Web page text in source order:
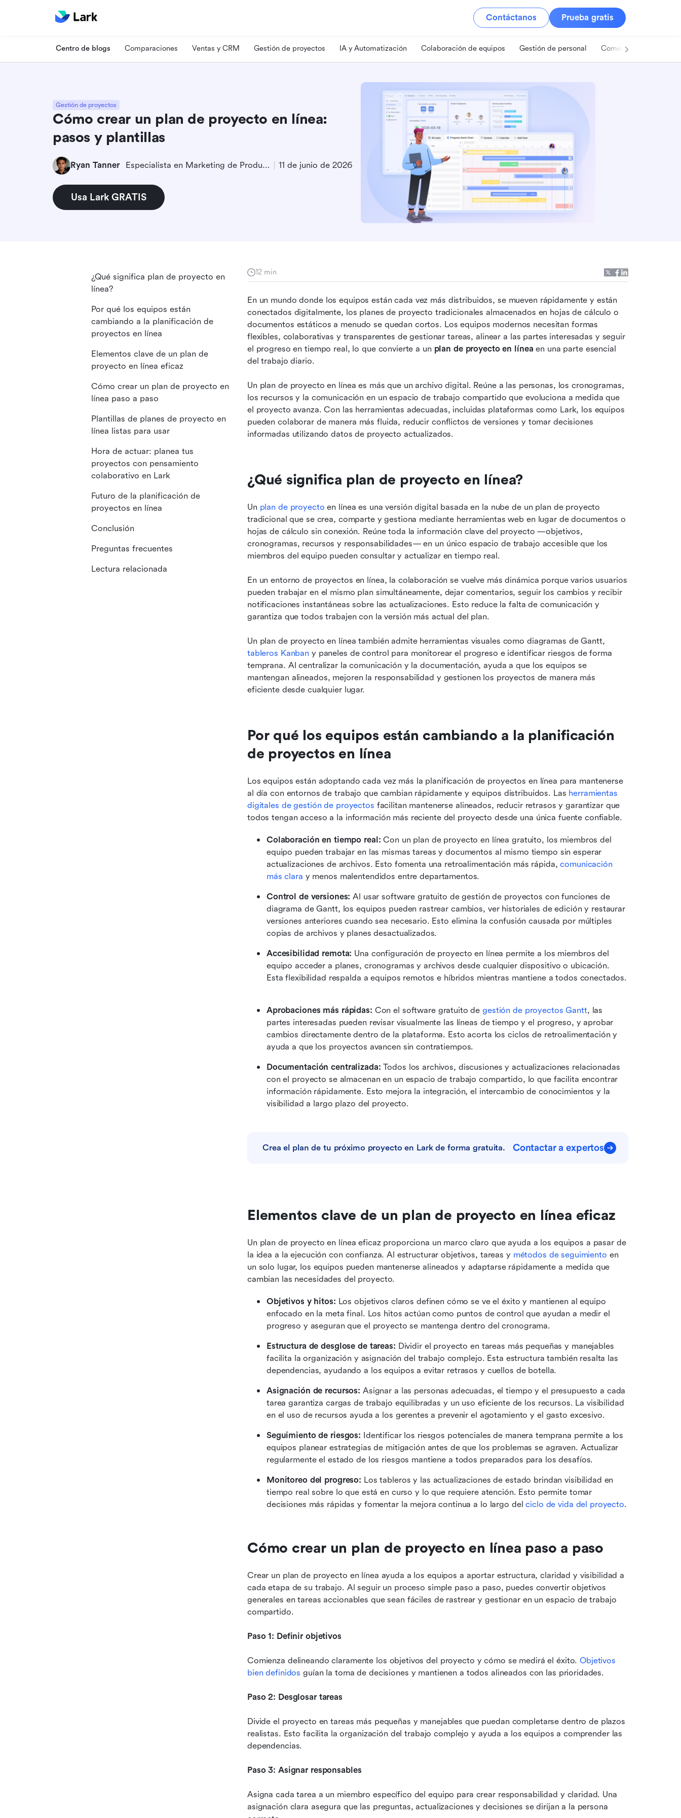
Contáctanos Prueba gratis
Centro de blogs Comparaciones Ventas y CRM Gestión de proyectos IA y Automatización Colaboración de equipos Gestión de personal Comercio minorista
Gestión de proyectos
Cómo crear un plan de proyecto en línea:
pasos y plantillas
Ryan Tanner Especialista en Marketing de Producto 11 de junio de 2026
Usa Lark GRATIS
12 min
En un mundo donde los equipos están cada vez más distribuidos, se mueven rápidamente y están
conectados digitalmente, los planes de proyecto tradicionales almacenados en hojas de cálculo o
documentos estáticos a menudo se quedan cortos. Los equipos modernos necesitan formas
flexibles, colaborativas y transparentes de gestionar tareas, alinear a las partes interesadas y seguir
el progreso en tiempo real, lo que convierte a un plan de proyecto en línea en una parte esencial
del trabajo diario.
Un plan de proyecto en línea es más que un archivo digital. Reúne a las personas, los cronogramas,
los recursos y la comunicación en un espacio de trabajo compartido que evoluciona a medida que
el proyecto avanza. Con las herramientas adecuadas, incluidas plataformas como Lark, los equipos
pueden colaborar de manera más fluida, reducir conflictos de versiones y tomar decisiones
informadas utilizando datos de proyecto actualizados.
¿Qué significa plan de proyecto en línea?
Un plan de proyecto en línea es una versión digital basada en la nube de un plan de proyecto
tradicional que se crea, comparte y gestiona mediante herramientas web en lugar de documentos o
hojas de cálculo sin conexión. Reúne toda la información clave del proyecto —objetivos,
cronogramas, recursos y responsabilidades— en un único espacio de trabajo accesible que los
miembros del equipo pueden consultar y actualizar en tiempo real.
En un entorno de proyectos en línea, la colaboración se vuelve más dinámica porque varios usuarios
pueden trabajar en el mismo plan simultáneamente, dejar comentarios, seguir los cambios y recibir
notificaciones instantáneas sobre las actualizaciones. Esto reduce la falta de comunicación y
garantiza que todos trabajen con la versión más actual del plan.
tableros Kanban y paneles de control para monitorear el progreso e identificar riesgos de forma
temprana. Al centralizar la comunicación y la documentación, ayuda a que los equipos se
mantengan alineados, mejoren la responsabilidad y gestionen los proyectos de manera más
eficiente desde cualquier lugar.
Por qué los equipos están cambiando a la planificación
de proyectos en línea
Los equipos están adoptando cada vez más la planificación de proyectos en línea para mantenerse
al día con entornos de trabajo que cambian rápidamente y equipos distribuidos. Las herramientas
digitales de gestión de proyectos facilitan mantenerse alineados, reducir retrasos y garantizar que
todos tengan acceso a la información más reciente del proyecto desde una única fuente confiable.
Colaboración en tiempo real: Con un plan de proyecto en línea gratuito, los miembros del
equipo pueden trabajar en las mismas tareas y documentos al mismo tiempo sin esperar
actualizaciones de archivos. Esto fomenta una retroalimentación más rápida, comunicación
más clara y menos malentendidos entre departamentos.
Control de versiones: Al usar software gratuito de gestión de proyectos con funciones de
diagrama de Gantt, los equipos pueden rastrear cambios, ver historiales de edición y restaurar
versiones anteriores cuando sea necesario. Esto elimina la confusión causada por múltiples
copias de archivos y planes desactualizados.
Accesibilidad remota: Una configuración de proyecto en línea permite a los miembros del
equipo acceder a planes, cronogramas y archivos desde cualquier dispositivo o ubicación.
Aprobaciones más rápidas: Con el software gratuito de gestión de proyectos Gantt, las
partes interesadas pueden revisar visualmente las líneas de tiempo y el progreso, y aprobar
cambios directamente dentro de la plataforma. Esto acorta los ciclos de retroalimentación y
ayuda a que los proyectos avancen sin contratiempos.
Documentación centralizada: Todos los archivos, discusiones y actualizaciones relacionadas
con el proyecto se almacenan en un espacio de trabajo compartido, lo que facilita encontrar
información rápidamente. Esto mejora la integración, el intercambio de conocimientos y la
visibilidad a largo plazo del proyecto.
Crea el plan de tu próximo proyecto en Lark de forma gratuita. Contactar a expertos
Elementos clave de un plan de proyecto en línea eficaz
Un plan de proyecto en línea eficaz proporciona un marco claro que ayuda a los equipos a pasar de
la idea a la ejecución con confianza. Al estructurar objetivos, tareas y métodos de seguimiento en
un solo lugar, los equipos pueden mantenerse alineados y adaptarse rápidamente a medida que
cambian las necesidades del proyecto.
Objetivos y hitos: Los objetivos claros definen cómo se ve el éxito y mantienen al equipo
enfocado en la meta final. Los hitos actúan como puntos de control que ayudan a medir el
progreso y aseguran que el proyecto se mantenga dentro del cronograma.
Estructura de desglose de tareas: Dividir el proyecto en tareas más pequeñas y manejables
facilita la organización y asignación del trabajo complejo. Esta estructura también resalta las
dependencias, ayudando a los equipos a evitar retrasos y cuellos de botella.
Asignación de recursos: Asignar a las personas adecuadas, el tiempo y el presupuesto a cada
tarea garantiza cargas de trabajo equilibradas y un uso eficiente de los recursos. La visibilidad
en el uso de recursos ayuda a los gerentes a prevenir el agotamiento y el gasto excesivo.
Seguimiento de riesgos: Identificar los riesgos potenciales de manera temprana permite a los
equipos planear estrategias de mitigación antes de que los problemas se agraven. Actualizar
regularmente el estado de los riesgos mantiene a todos preparados para los desafíos.
Monitoreo del progreso: Los tableros y las actualizaciones de estado brindan visibilidad en
tiempo real sobre lo que está en curso y lo que requiere atención. Esto permite tomar
decisiones más rápidas y fomentar la mejora continua a lo largo del ciclo de vida del proyecto.
Cómo crear un plan de proyecto en línea paso a paso
Crear un plan de proyecto en línea ayuda a los equipos a aportar estructura, claridad y visibilidad a
cada etapa de su trabajo. Al seguir un proceso simple paso a paso, puedes convertir objetivos
generales en tareas accionables que sean fáciles de rastrear y gestionar en un espacio de trabajo
compartido.
Paso 1: Definir objetivos
Comienza delineando claramente los objetivos del proyecto y cómo se medirá el éxito. Objetivos
bien definidos guían la toma de decisiones y mantienen a todos alineados con las prioridades.
Paso 2: Desglosar tareas
Divide el proyecto en tareas más pequeñas y manejables que puedan completarse dentro de plazos
realistas. Esto facilita la organización del trabajo complejo y ayuda a los equipos a comprender las
dependencias.
Paso 3: Asignar responsables
Asigna cada tarea a un miembro específico del equipo para crear responsabilidad y claridad. Una
asignación clara asegura que las preguntas, actualizaciones y decisiones se dirijan a la persona
¿Qué significa plan de proyecto en
línea?
Por qué los equipos están
cambiando a la planificación de
proyectos en línea
Elementos clave de un plan de
proyecto en línea eficaz
Cómo crear un plan de proyecto en
línea paso a paso
Plantillas de planes de proyecto en
línea listas para usar
Hora de actuar: planea tus
proyectos con pensamiento
colaborativo en Lark
Futuro de la planificación de
proyectos en línea
Conclusión
Preguntas frecuentes
Lectura relacionada